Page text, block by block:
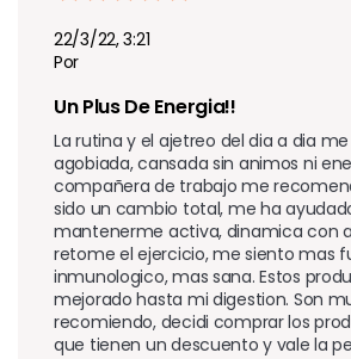
22/3/22, 3:21
Por
Un Plus De Energia!!
La rutina y el ajetreo del dia a dia
agobiada, cansada sin animos ni
compañera de trabajo me
sido un cambio total, me ha
mantenerme activa, dinamica con
retome el ejercicio, me siento mas
inmunologico, mas sana. Estos
mejorado hasta mi digestion. Son
recomiendo, decidi comprar los
que tienen un descuento y vale la